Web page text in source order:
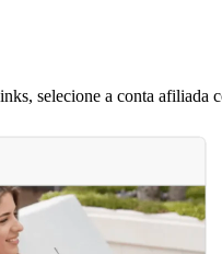
selecione a conta afiliada